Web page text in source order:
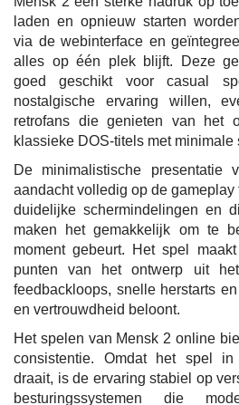
laden en opnieuw starten
via de webinterface en
alles op één plek blijft. Deze
goed geschikt voor casual
nostalgische ervaring willen,
retrofans die genieten van het
klassieke DOS-titels met minimale
De minimalistische
aandacht volledig op de gameplay
duidelijke schermindelingen en
maken het gemakkelijk om te
moment gebeurt. Het spel
punten van het ontwerp uit
feedbackloops, snelle herstarts
en vertrouwdheid beloont.
Het spelen van Mensk 2 online
consistentie. Omdat het spel in
draait, is de ervaring stabiel op
besturingssystemen die